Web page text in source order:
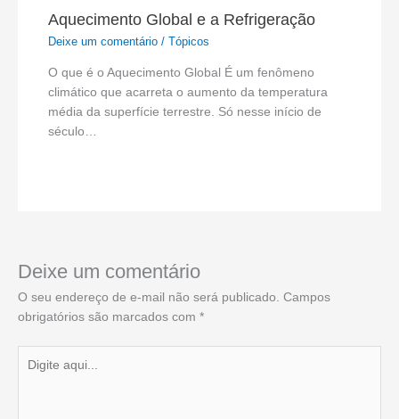
Aquecimento Global e a Refrigeração
Deixe um comentário /Tópicos
O que é o Aquecimento Global É um fenômeno
climático que acarreta o aumento da temperatura
média da superfície terrestre. Só nesse início de
século…
Deixe um comentário
O seu endereço de e-mail não será publicado. Campos
obrigatórios são marcados com *
aqui...